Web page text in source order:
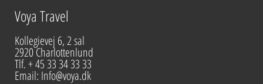
Voya Travel
Kollegievej 6, 2 sal
2920 Charlottenlund
Tlf. + 45 33 34 33 33
Email: Info@voya.dk